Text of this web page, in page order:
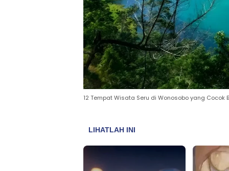
12 Tempat Wisata Seru di Wonosobo yang Cocok